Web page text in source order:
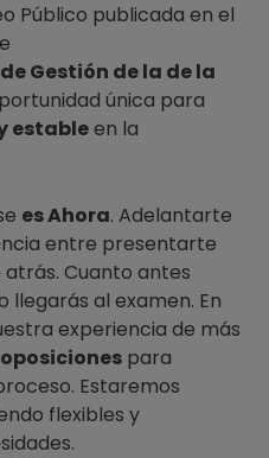
Público publicada en el
Gestión de la de la
única para
estableen la
es Ahora. Adelantarte
entre presentarte
Cuanto antes
al examen. En
experiencia de más
para
Estaremos
flexibles y